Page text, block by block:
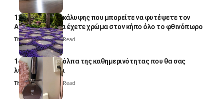
12 φυτά εδαφοκάλυψης που μπορείτε να φυτέψετε τον
Αύγουστο για να έχετε χρώμα στον κήπο όλο το φθινόπωρο
Thali Ombre7 Min Read
14 πανέξυπνα κόλπα της καθημερινότητας που θα σας
λύσουν τα χέρια
Thali Ombre 6 Min Read